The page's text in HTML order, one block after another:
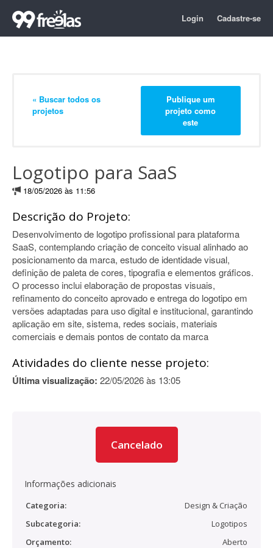
Login Cadastre-se
« Buscar todos os
projetos
Publique um
projeto como
este
Logotipo para SaaS
18/05/2026 às 11:56
Descrição do Projeto:
Desenvolvimento de logotipo profissional para plataforma
SaaS, contemplando criação de conceito visual alinhado ao
posicionamento da marca, estudo de identidade visual,
definição de paleta de cores, tipografia e elementos gráficos.
O processo inclui elaboração de propostas visuais,
refinamento do conceito aprovado e entrega do logotipo em
versões adaptadas para uso digital e institucional, garantindo
aplicação em site, sistema, redes sociais, materiais
comerciais e demais pontos de contato da marca
Atividades do cliente nesse projeto:
Última visualização: 22/05/2026 às 13:05
Cancelado
Informações adicionais
Categoria:
Design & Criação
Subcategoria:
Logotipos
Orçamento:
Aberto